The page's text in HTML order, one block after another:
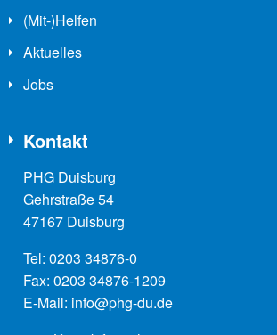
(Mit-)Helfen
Aktuelles
Jobs
Kontakt
PHG Duisburg
Gehrstraße 54
47167 Duisburg
Tel: 0203 34876-0
Fax: 0203 34876-1209
E-Mail: info@phg-du.de